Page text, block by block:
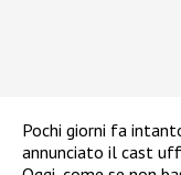
Pochi giorni fa
annunciato il cast